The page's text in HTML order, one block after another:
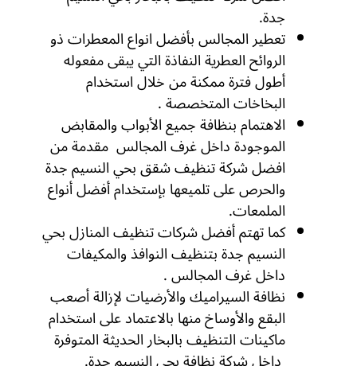
جدة.
تعطير المجالس بأفضل انواع المعطرات ذو
الروائح العطرية النفاذة التي يبقى مفعوله
أطول فترة ممكنة من خلال استخدام
البخاخات المتخصصة .
الاهتمام بنظافة جميع الأبواب والمقابض
الموجودة داخل غرف المجالس مقدمة من
افضل شركة تنظيف شقق بحي النسيم جدة
والحرص على تلميعها بإستخدام أفضل أنواع
الملمعات.
كما تهتم أفضل شركات تنظيف المنازل بحي
النسيم جدة بتنظيف النوافذ والمكيفات
داخل غرف المجالس .
نظافة السيراميك والأرضيات لإزالة أصعب
البقع والأوساخ منها بالاعتماد على استخدام
ماكينات التنظيف بالبخار الحديثة المتوفرة